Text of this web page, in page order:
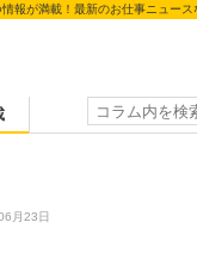
報が満載！最新のお仕事ニュース
月23日